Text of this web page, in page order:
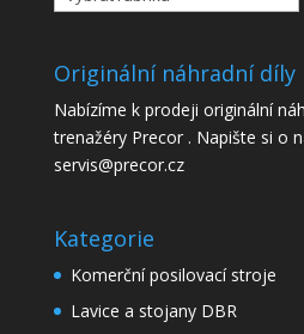
Originální náhradní díly
Nabízíme k prodeji originální
trenažéry Precor . Napište si o
servis@precor.cz
Kategorie
Komerční posilovací stroje
Lavice a stojany DBR